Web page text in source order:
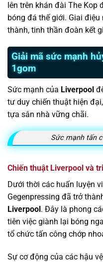
lên trên khán đài The Kop
bóng đá thế giới. Giai
thành, tinh thần đoàn kết
Giải mã sức mạnh
1gom
Sức mạnh của Liverpool
tư duy chiến thuật hiện
tựa sân nhà vững chãi.
Sức mạnh tấn
Chiến thuật Liverpool và
Dưới thời các huấn luyện
Gegenpressing đã trở
Liverpool. Đây là phong
tiên việc giành lại bóng
tổ chức tấn công chớp
Sự cơ động của các hậu